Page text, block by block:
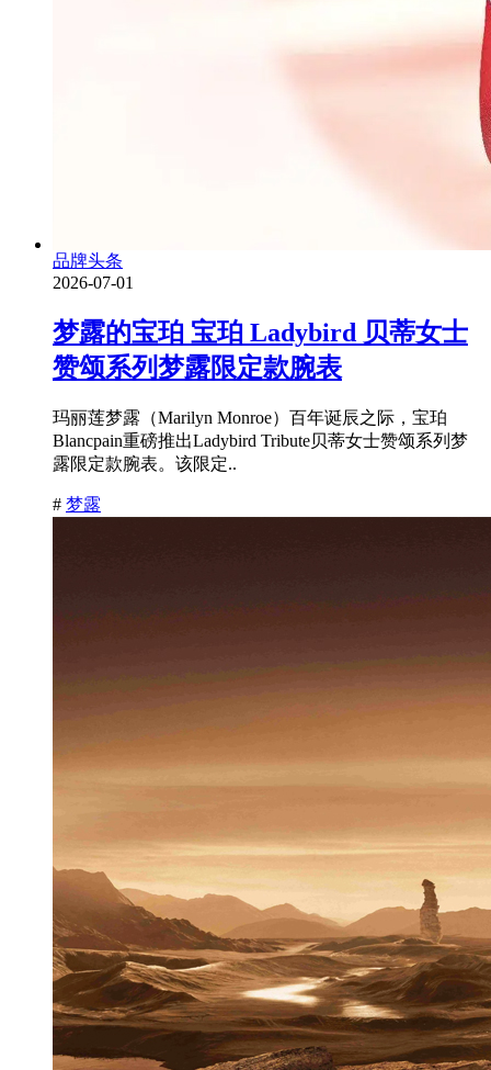
品牌头条
2026-07-01
梦露的宝珀 宝珀 Ladybird 贝蒂女士
赞颂系列梦露限定款腕表
玛丽莲梦露（Marilyn Monroe）百年诞辰之际，宝珀
Blancpain重磅推出Ladybird Tribute贝蒂女士赞颂系列梦
露限定款腕表。该限定..
# 梦露